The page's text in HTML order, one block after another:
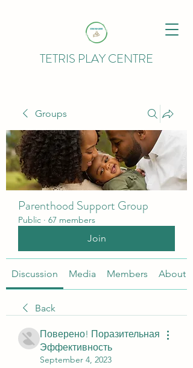
TETRIS PLAY CENTRE
Groups
Parenthood Support Group
Public · 67 members
Join
Discussion Media Members About
Back
Поверено! Поразительная
Эффективность
September 4, 2023